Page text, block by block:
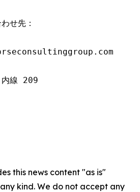
せ先：
線 209
this news content "as is"
kind. We do not accept any